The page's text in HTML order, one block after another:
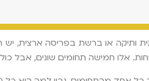
ותיקה או ברשת בפריסה ארצית,
אלו חמישה תחומים שונים, אבל